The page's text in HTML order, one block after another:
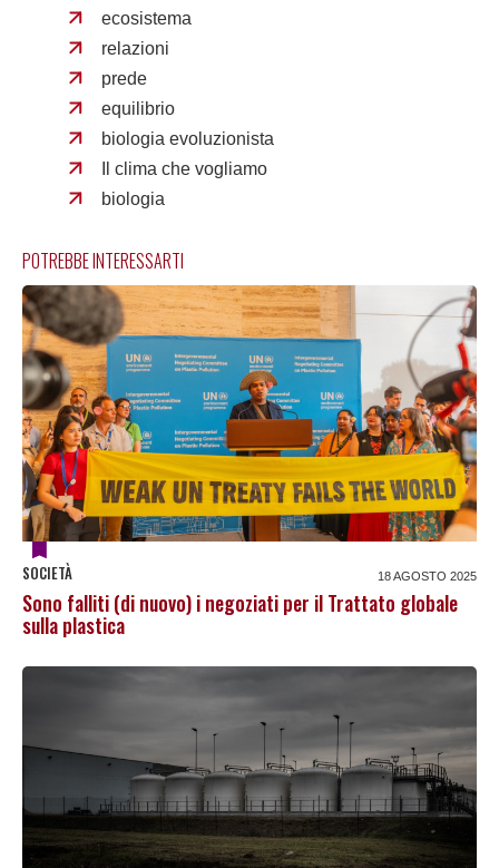
ecosistema
relazioni
prede
equilibrio
biologia evoluzionista
Il clima che vogliamo
biologia
POTREBBE INTERESSARTI
SOCIETÀ 18 AGOSTO 2025
Sono falliti (di nuovo) i negoziati per il Trattato globale
sulla plastica